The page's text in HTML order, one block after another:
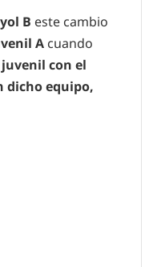
B este cambio
A cuando
con el
dicho equipo,